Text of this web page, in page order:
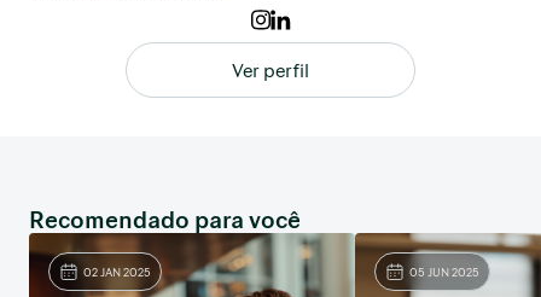
Ver perfil
Recomendado para você
02 JAN 2025 05 JUN 2025